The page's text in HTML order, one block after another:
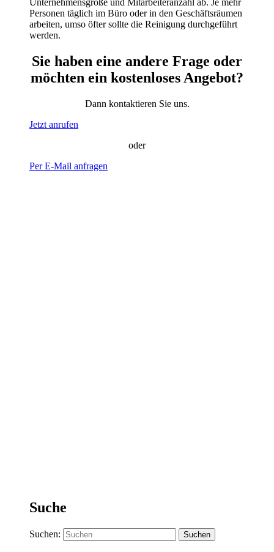
Unternehmensgröße und Mitarbeiteranzahl ab. Je mehr
Personen täglich im Büro oder in den Geschäftsräumen
arbeiten, umso öfter sollte die Reinigung durchgeführt
werden.
Sie haben eine andere Frage oder
möchten ein kostenloses Angebot?
Dann kontaktieren Sie uns.
Jetzt anrufen
oder
Per E-Mail anfragen
Suche
Suchen: